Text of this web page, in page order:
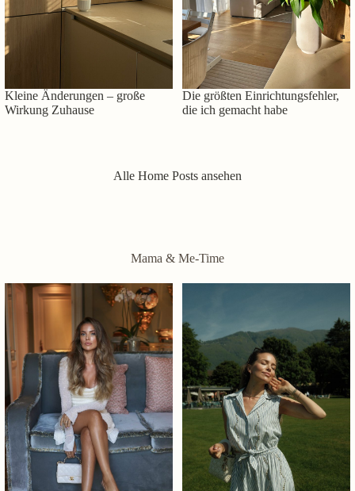
Kleine Änderungen – große
Wirkung Zuhause
Die größten Einrichtungsfehler,
die ich gemacht habe
Alle Home Posts ansehen
Mama & Me-Time